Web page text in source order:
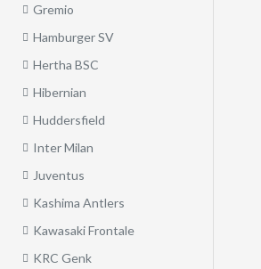
Gremio
Hamburger SV
Hertha BSC
Hibernian
Huddersfield
Inter Milan
Juventus
Kashima Antlers
Kawasaki Frontale
KRC Genk